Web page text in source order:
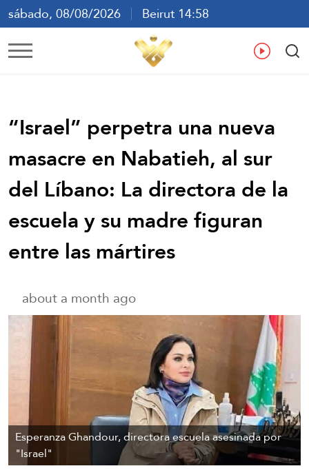
sábado, 08/08/2026
Beirut 14:58
ع En
“Israel” perpetra una nueva
masacre en Nabatieh, al sur
del Líbano: La directora de la
escuela y su madre figuran
entre las mártires
about a month ago
Esperanza Ghandour, directora escuela asesinada por
"Israel"